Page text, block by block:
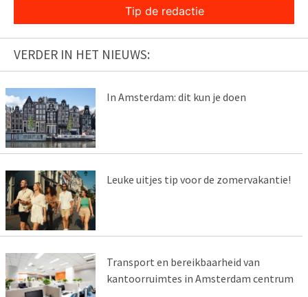
Tip de redactie
VERDER IN HET NIEUWS:
In Amsterdam: dit kun je doen
Leuke uitjes tip voor de zomervakantie!
Transport en bereikbaarheid van
kantoorruimtes in Amsterdam centrum